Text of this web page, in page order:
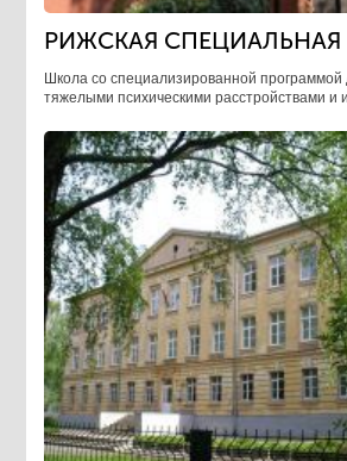
РИЖСКАЯ
Школа со специализированной программой
тяжелыми психическими расстройствами и